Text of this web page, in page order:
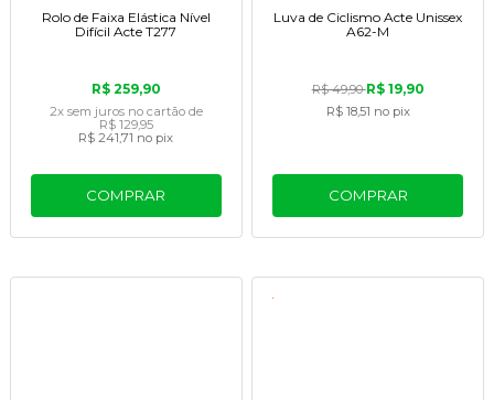
Rolo de Faixa Elástica Nível
Difícil Acte T277
R$ 259,90
2x sem juros no cartãode
R$ 129,95
R$ 241,71 no pix
COMPRAR
Luva de Ciclismo Acte Unissex
A62-M
R$ 49,90R$ 19,90
R$ 18,51 no pix
COMPRAR